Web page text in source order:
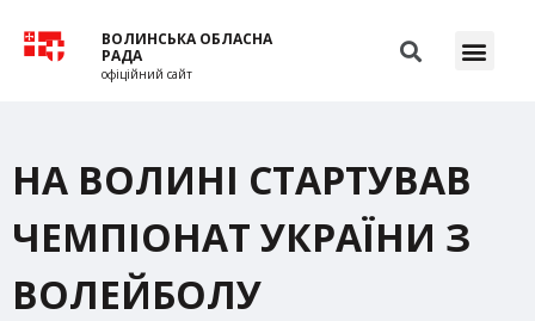
ВОЛИНСЬКА ОБЛАСНА
РАДА
офіційний сайт
НА ВОЛИНІ СТАРТУВАВ
ЧЕМПІОНАТ УКРАЇНИ З
ВОЛЕЙБОЛУ